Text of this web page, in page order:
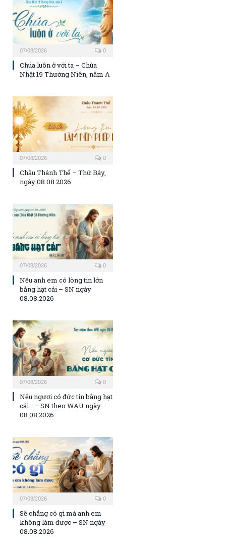
07/08/2026 0
Chúa luôn ở với ta – Chúa
Nhật 19 Thường Niên, năm A
07/08/2026 0
Chầu Thánh Thể – Thứ Bảy,
ngày 08.08.2026
07/08/2026 0
Nếu anh em có lòng tin lớn
bằng hạt cải – SN ngày
08.08.2026
07/08/2026 0
Nếu ngươi có đức tin bằng hạt
cải… – SN theo WAU ngày
08.08.2026
07/08/2026 0
Sẽ chẳng có gì mà anh em
không làm được – SN ngày
08.08.2026